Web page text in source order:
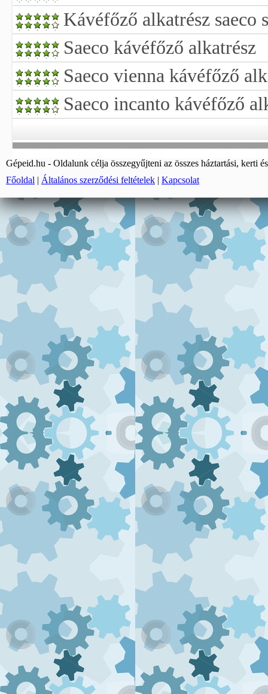
Kávéfőző alkatrész saeco
Saeco kávéfőző alkatrész
Saeco vienna kávéfőző
Saeco incanto kávéfőző
Gépeid.hu - Oldalunk célja összegyűjteni az összes háztartási, kerti
Főoldal | Általános szerződési feltételek | Kapcsolat